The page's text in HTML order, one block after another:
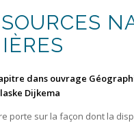
dans ouvrage
Dijkema
porte sur la façon dont la